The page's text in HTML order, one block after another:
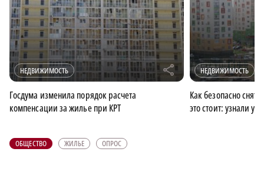
НЕДВИЖИМОСТЬ r
Госдума изменила порядок расчета
компенсации за жилье при КРТ
НЕДВИЖИМОСТЬ
Как безопасно
это стоит: узнали у
ОБЩЕСТВО ЖИЛЬЕ ОПРОС